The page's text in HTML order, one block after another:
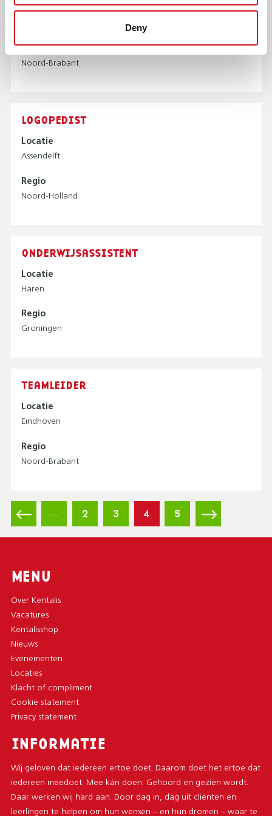
Deny
Locatie
Noord-Brabant
LOGOPEDIST
Locatie
Assendelft
Regio
Noord-Holland
ONDERWIJSASSISTENT
Locatie
Haren
Regio
Groningen
TEAMLEIDER
Locatie
Eindhoven
Regio
Noord-Brabant
A
G
I
R
I
G
Vorige
pagina
… Page
2 Page
3
Huidige
pagina
4 Page
5
Volgende
pagina
MENU
Over Kentalis
Vacatures
Kentalisshop
Nieuws
Evenementen
Locaties
Klacht of compliment
Cookie statement
Privacy statement
INFORMATIE
Wij geloven dat iedereen ertoe doet. Daarom doet het ertoe dat
iedereen meedoet. Mee kán doen. Gehoord en gezien wordt.
Daar werken wij hard aan. Door dag in, dag uit cliënten en
leerlingen te helpen om hun wensen – en hun dromen – waar te